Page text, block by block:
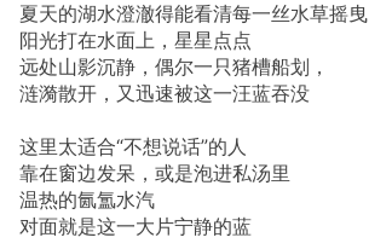
夏天的湖水澄澈得能看清每一丝水草摇曳
阳光打在水面上，星星点点
远处山影沉静，偶尔一只猪槽船划，
涟漪散开，又迅速被这一汪蓝吞没
这里太适合“不想说话”的人
靠在窗边发呆，或是泡进私汤里
温热的氤氲水汽
对面就是这一大片宁静的蓝